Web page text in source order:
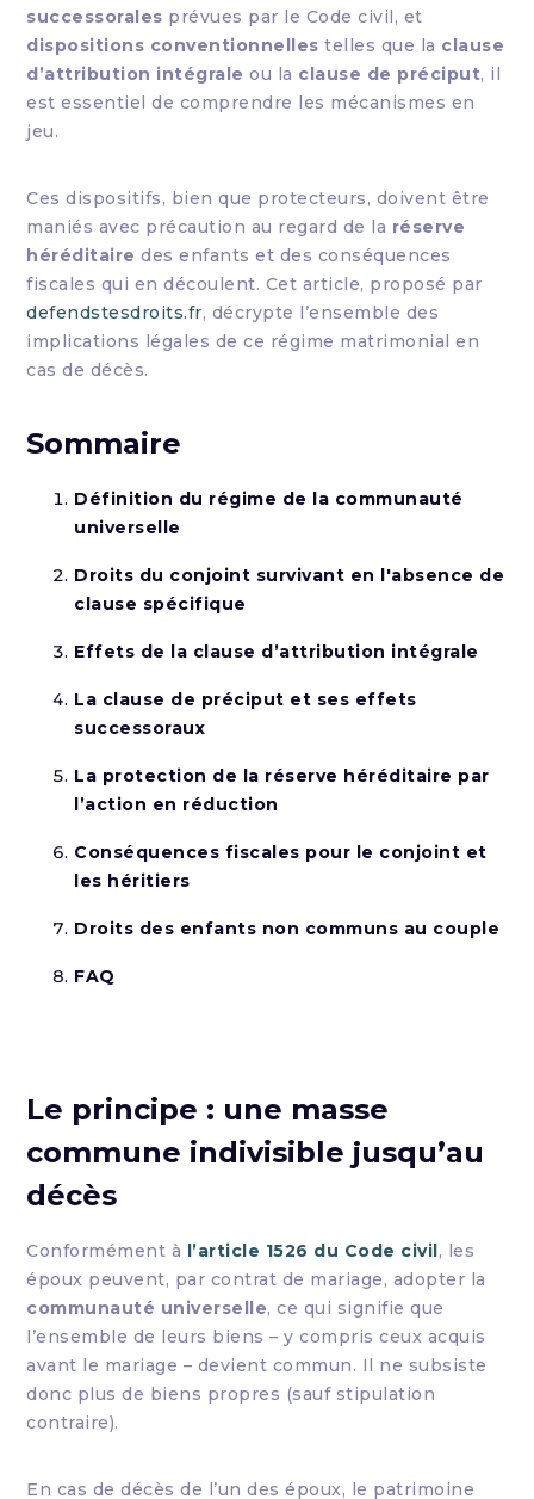
successorales prévues par le Code civil, et
dispositions conventionnelles telles que la clause
d’attribution intégrale ou la clause de préciput, il
est essentiel de comprendre les mécanismes en
jeu.
Ces dispositifs, bien que protecteurs, doivent être
maniés avec précaution au regard de la réserve
héréditaire des enfants et des conséquences
fiscales qui en découlent. Cet article, proposé par
defendstesdroits.fr, décrypte l’ensemble des
implications légales de ce régime matrimonial en
cas de décès.
Sommaire
Définition du régime de la communauté
universelle
Droits du conjoint survivant en l'absence de
clause spécifique
Effets de la clause d’attribution intégrale
La clause de préciput et ses effets
successoraux
La protection de la réserve héréditaire par
l’action en réduction
Conséquences fiscales pour le conjoint et
les héritiers
Droits des enfants non communs au couple
FAQ
Le principe : une masse
commune indivisible jusqu’au
décès
Conformément à l’article 1526 du Code civil, les
époux peuvent, par contrat de mariage, adopter la
communauté universelle, ce qui signifie que
l’ensemble de leurs biens – y compris ceux acquis
avant le mariage – devient commun. Il ne subsiste
donc plus de biens propres (sauf stipulation
contraire).
En cas de décès de l’un des époux, le patrimoine